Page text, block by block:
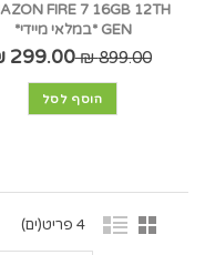
FIRE 7 16GB 12TH
GEN *במלאי מיידי*
899.00 ₪
299.00 ₪
הוסף לסל
4 פריט(ים)